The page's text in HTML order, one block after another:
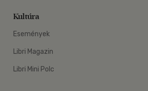
Kultúra
Események
Libri Magazin
Libri Mini Polc